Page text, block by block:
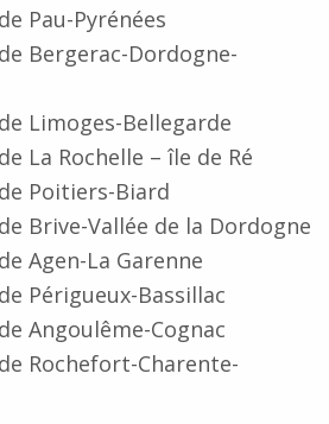
Pau-Pyrénées
Bergerac-Dordogne-
Limoges-Bellegarde
La Rochelle – île de Ré
Poitiers-Biard
Brive-Vallée de la Dordogne
Agen-La Garenne
Périgueux-Bassillac
Angoulême-Cognac
Rochefort-Charente-